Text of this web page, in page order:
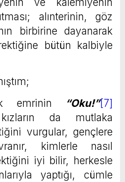
alınterinin, göz
birbirine dayanarak
bütün kalbiyle
emrinin
“Oku!”[7]
da mutlaka
vurgular, gençlere
kimlerle nasıl
iyi bilir, herkesle
yaptığı, cümle